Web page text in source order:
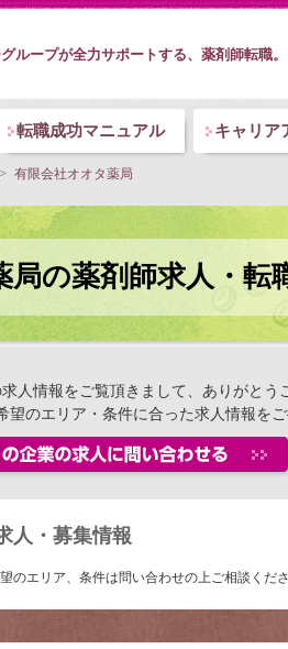
ループが全力サポートする、薬剤師転職。
転職成功マニュアル キャリア
有限会社オオタ薬局
の薬剤師求人・転
人情報をご覧頂きまして、ありがとう
望のエリア・条件に合った求人情報をご
人・募集情報
のエリア、条件は問い合わせの上ご相談くだ